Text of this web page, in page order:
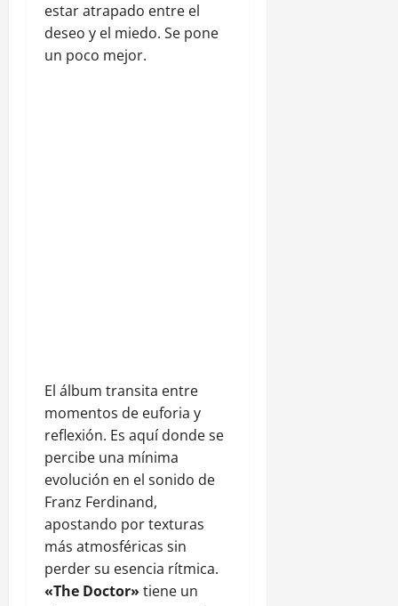
estar atrapado entre el
deseo y el miedo. Se pone
un poco mejor.
El álbum transita entre
momentos de euforia y
reflexión. Es aquí donde se
percibe una mínima
evolución en el sonido de
Franz Ferdinand,
apostando por texturas
más atmosféricas sin
perder su esencia rítmica.
«The Doctor» tiene un